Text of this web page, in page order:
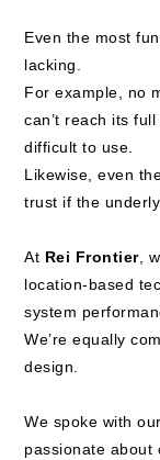
Even the most
lacking.
For example, no
can’t reach its
difficult to use.
Likewise, even
trust if the
At Rei Frontier,
location-based
system
We’re equally
design.
We spoke with
passionate about